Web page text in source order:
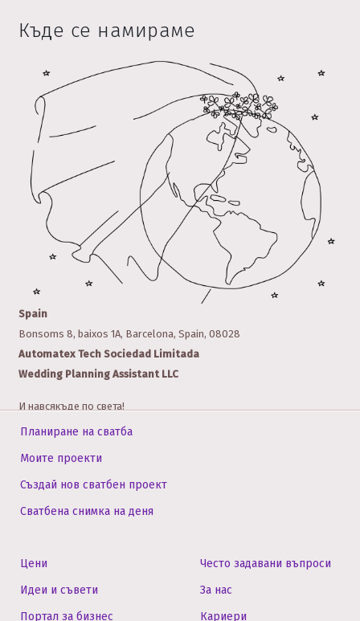
Къде се намираме
Spain
Bonsoms 8, baixos 1A, Barcelona, Spain, 08028
Automatex Tech Sociedad Limitada
Wedding Planning Assistant LLC
И навсякъде по света!
Допълнителни офиси и локации
Услугата Асистент за планиране на сватба работи в цял свят.
708 Main St, Houston, TX 77002, United States
Планиране на сватба
Моите проекти
Създай нов сватбен проект
Сватбена снимка на деня
Цени
Идеи и съвети
Портал за бизнес
Често задавани въпроси
За нас
Кариери